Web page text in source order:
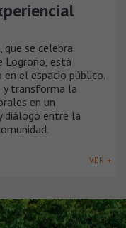
se celebra
Logroño, está
el espacio público.
y transforma la
en un
diálogo entre la
VER +